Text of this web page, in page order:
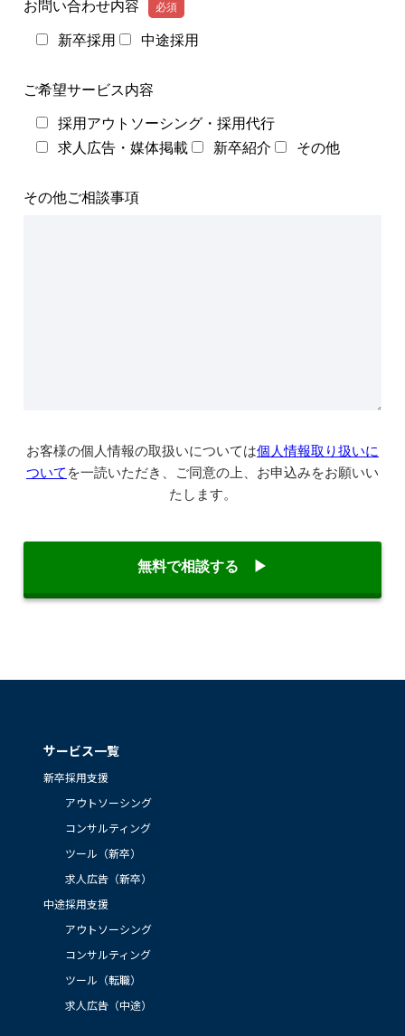
サービス一覧
新卒採用支援
アウトソーシング
コンサルティング
ツール（新卒）
求人広告（新卒）
中途採用支援
アウトソーシング
コンサルティング
ツール（転職）
求人広告（中途）